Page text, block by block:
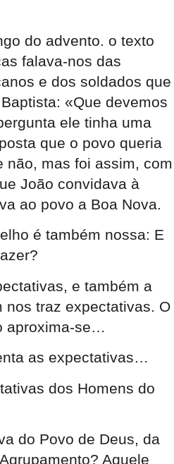
do advento. o texto
falava-nos das
e dos soldados que
«Que devemos
ele tinha uma
que o povo queria
não, mas foi assim, com
João convidava à
ao povo a Boa Nova.
é também nossa: E
e também a
nos traz expectativas. O
aproxima-se…
as expectativas…
dos Homens do
do Povo de Deus, da
Aquele